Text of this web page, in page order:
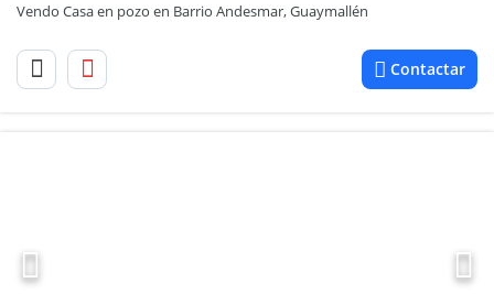
Vendo Casa en pozo en Barrio Andesmar, Guaymallén
Contactar